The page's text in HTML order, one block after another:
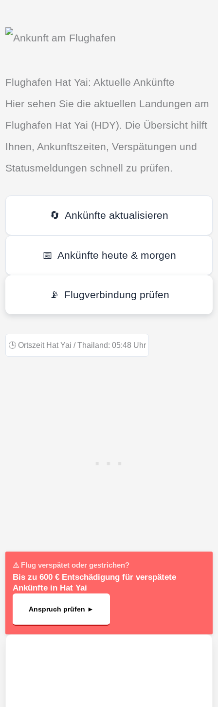
Flughafen Hat Yai: Aktuelle Ankünfte
Hier sehen Sie die aktuellen Landungen am
Flughafen Hat Yai (HDY). Die Übersicht hilft
Ihnen, Ankunftszeiten, Verspätungen und
Statusmeldungen schnell zu prüfen.
🔄 Ankünfte aktualisieren
📅 Ankünfte heute & morgen
📡 Flugverbindung prüfen
🕒 Ortszeit Hat Yai / Thailand: 05:48 Uhr
⚠ Flug verspätet oder gestrichen?
Bis zu 600 € Entschädigung für verspätete
Ankünfte in Hat Yai
Anspruch prüfen ►